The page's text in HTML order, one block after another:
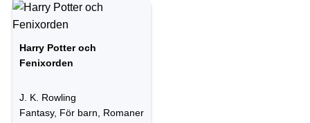
Harry Potter och
Fenixorden
J. K. Rowling
Fantasy, För barn, Romaner